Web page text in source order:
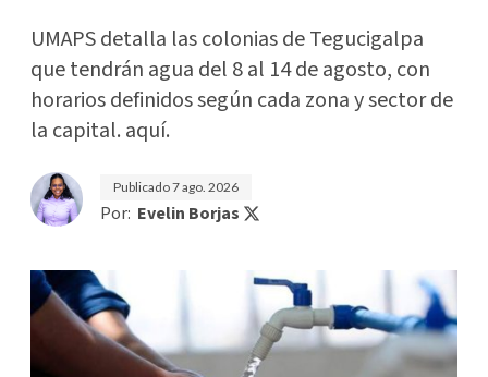
UMAPS detalla las colonias de Tegucigalpa
que tendrán agua del 8 al 14 de agosto, con
horarios definidos según cada zona y sector de
la capital. aquí.
Publicado7 ago. 2026
Por: Evelin Borjas